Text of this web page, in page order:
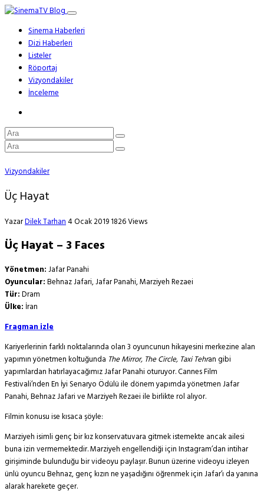
Sinema Haberleri
Dizi Haberleri
Listeler
Röportaj
Vizyondakiler
İnceleme
Vizyondakiler
Üç Hayat
YazarDilek Tarhan4 Ocak 20191826 Views
Üç Hayat – 3 Faces
Yönetmen:Jafar Panahi
Oyuncular:Behnaz Jafari, Jafar Panahi, Marziyeh Rezaei
Tür:Dram
Ülke: İran
Fragman izle
Kariyerlerinin farklı noktalarında olan 3 oyuncunun hikayesini merkezine alan
yapımın yönetmen koltuğunda The Mirror, The Circle, Taxi Tehran gibi
yapımlardan hatırlayacağımız Jafar Panahi oturuyor. Cannes Film
Festivali’nden En İyi Senaryo Ödülü ile dönem yapımda yönetmen Jafar
Panahi, Behnaz Jafari ve Marziyeh Rezaei ile birlikte rol alıyor.
Filmin konusu ise kısaca şöyle:
Marziyeh isimli genç bir kız konservatuvara gitmek istemekte ancak ailesi
buna izin vermemektedir. Marziyeh engellendiği için Instagram’dan intihar
girişiminde bulunduğu bir videoyu paylaşır. Bunun üzerine videoyu izleyen
ünlü oyuncu Behnaz, genç kızın ne yaşadığını öğrenmek için Jafar’ı da yanına
alarak harekete geçer.